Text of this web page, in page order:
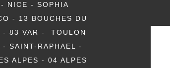
NICE - SOPHIA
- 13 BOUCHES DU
- 83 VAR - TOULON
SAINT-RAPHAEL -
ALPES - 04 ALPES